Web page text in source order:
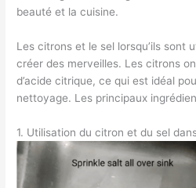
beauté et la cuisine.
Les citrons et le sel lorsqu’ils sont
créer des merveilles. Les citrons
d’acide citrique, ce qui est idéal
nettoyage. Les principaux
1. Utilisation du citron et du sel